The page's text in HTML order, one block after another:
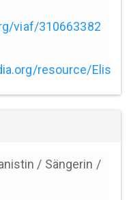
viaf/310663382
resource/
/ Sängerin /